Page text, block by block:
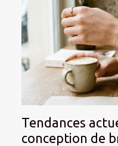
Tendances
conception de